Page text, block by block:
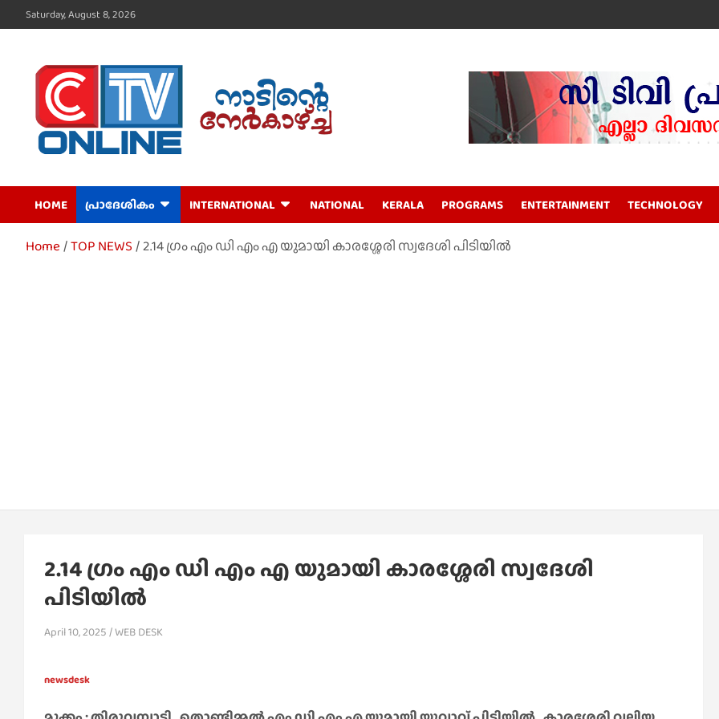
to
Saturday, August 8, 2026
CTV Online
HOME പ്രാദേശികം INTERNATIONAL NATIONAL KERALA PROGRAMS ENTERTAINMENT TECHNOLOGY
Home TOP NEWS 2.14 ഗ്രം എം ഡി എം എ യുമായി കാരശ്ശേരി സ്വദേശി പിടിയിൽ
2.14 ഗ്രം എം ഡി എം എ യുമായി കാരശ്ശേരി സ്വദേശി
പിടിയിൽ
April 10, 2025 WEB DESK
newsdesk